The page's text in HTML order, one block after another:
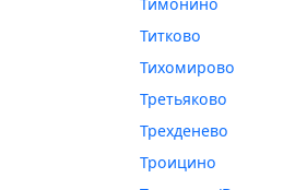
Титково
Тихомирово
Третьяково
Трехденево
Троицино